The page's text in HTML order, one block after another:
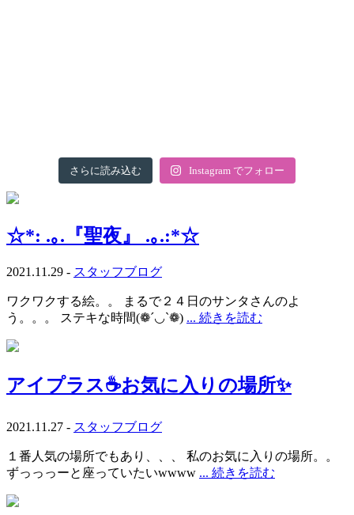
さらに読み込む Instagram でフォロー
☆*: .｡.『聖夜』 .｡.:*☆
2021.11.29 - スタッフブログ
ワクワクする絵。。 まるで２４日のサンタさんのよ
う。。。 ステキな時間(❁´◡`❁) ... 続きを読む
アイプラス☕お気に入りの場所✨
2021.11.27 - スタッフブログ
１番人気の場所でもあり、、、 私のお気に入りの場所。。
ずっっっーと座っていたいwwww ... 続きを読む